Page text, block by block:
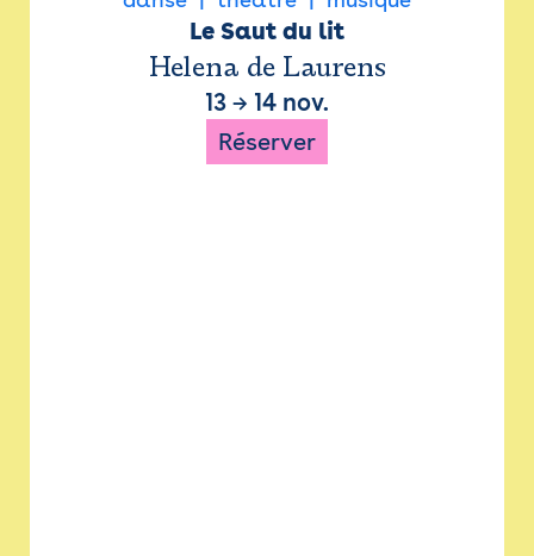
Le Saut du lit
Helena de Laurens
13 → 14 nov.
Réserver